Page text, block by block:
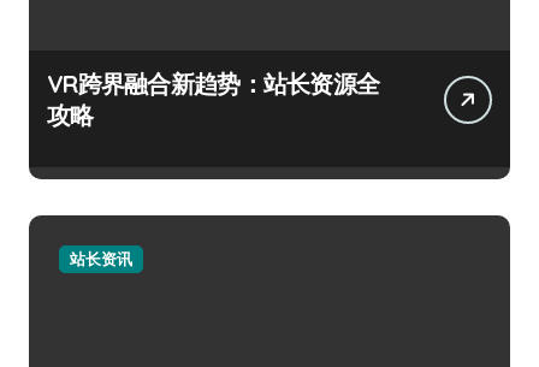
VR跨界融合新趋势：站长资源全
攻略
站长资讯